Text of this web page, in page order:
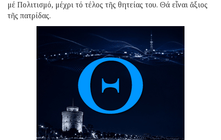
μέ Πολιτισμό, μέχρι τό τέλος τῆς θητείας του. Θά εἶναι ἄξιος
τῆς πατρίδας.